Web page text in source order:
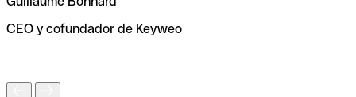
de enviar tu transferencia.
CEO y cofundador de Keyweo